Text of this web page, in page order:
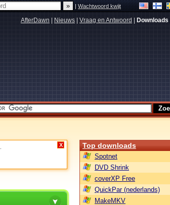
|Wachtwoord kwijt
AfterDawn Nieuws Vraag en Antwoord Downloads
X Top downloads
Spotnet
DVD Shrink
coverXP Free
QuickPar (nederlands)
MakeMKV